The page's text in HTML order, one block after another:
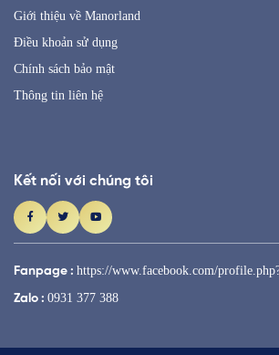
Giới thiệu về Manorland
Điều khoản sử dụng
Chính sách bảo mật
Thông tin liên hệ
Kết nối với chúng tôi
Fanpage : https://www.facebook.com/
Zalo : 0931 377 388